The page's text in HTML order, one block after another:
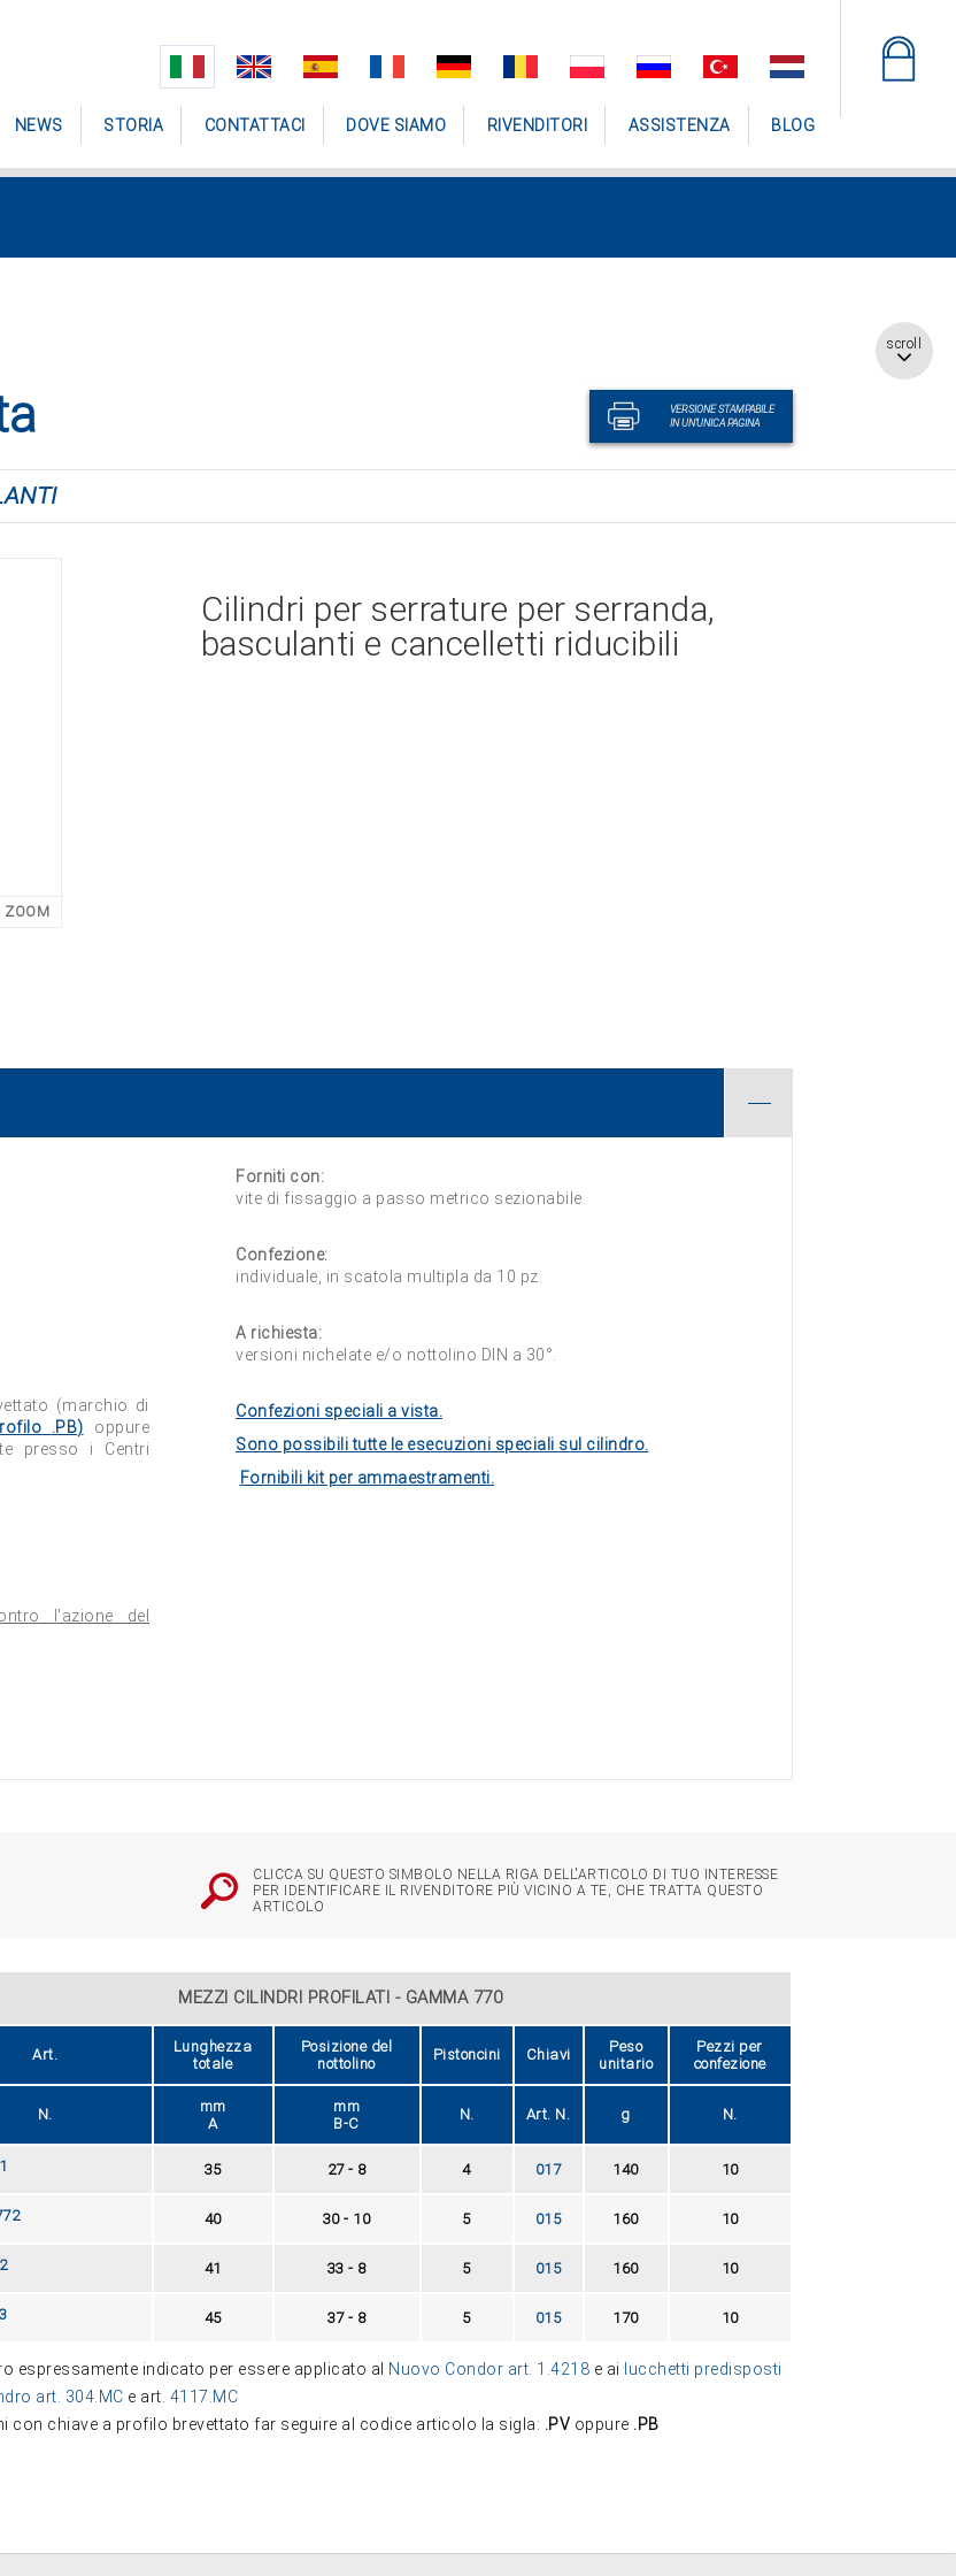
scroll
NEWS STORIA CONTATTACI DOVE SIAMO RIVENDITORI ASSISTENZA BLOG
VERSIONE STAMPABILE
IN UN'UNICA PAGINA
ZOOM
Cilindri per serrature per serranda,
basculanti e cancelletti riducibili
(marchio di
.PB) oppure
presso i Centri
l'azione del
Forniti con:
vite di fissaggio a passo metrico sezionabile.
Confezione:
individuale, in scatola multipla da 10 pz.
A richiesta:
versioni nichelate e/o nottolino DIN a 30°.
Confezioni speciali a vista.
Sono possibili tutte le esecuzioni speciali sul cilindro.
Fornibili kit per ammaestramenti.
CLICCA SU QUESTO SIMBOLO NELLA RIGA DELL'ARTICOLO DI TUO INTERESSE
PER IDENTIFICARE IL RIVENDITORE PIÙ VICINO A TE, CHE TRATTA QUESTO
ARTICOLO
MEZZI CILINDRI PROFILATI - GAMMA 770
Art.
Lunghezza
totale
Posizione del
nottolino
Pistoncini Chiavi
Peso
unitario
Pezzi per
confezione
N.
mm
A
mm
B-C
N. Art. N. g N.
35 27 - 8 4 017 140 10
40 30 - 10 5 015 160 10
41 33 - 8 5 015 160 10
45 37 - 8 5 015 170 10
espressamente indicato per essere applicato al Nuovo Condor art. 1.4218 e ai
lucchetti predisposti
art. 304.MC e art. 4117.MC
con chiave a profilo brevettato far seguire al codice articolo la sigla: .PV oppure .PB